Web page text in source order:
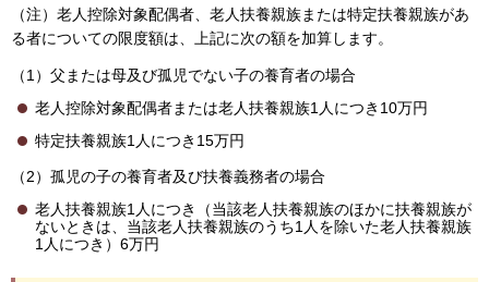
（注）老人控除対象配偶者、老人扶養親族または特定扶養親族があ
る者についての限度額は、上記に次の額を加算します。
（1）父または母及び孤児でない子の養育者の場合
老人控除対象配偶者または老人扶養親族1人につき10万円
特定扶養親族1人につき15万円
（2）孤児の子の養育者及び扶養義務者の場合
老人扶養親族1人につき（当該老人扶養親族のほかに扶養親族が
ないときは、当該老人扶養親族のうち1人を除いた老人扶養親族
1人につき）6万円